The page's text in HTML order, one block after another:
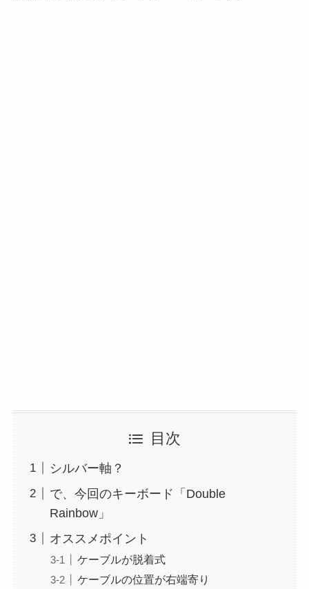
目次
シルバー軸？
で、今回のキーボード「Double
Rainbow」
オススメポイント
ケーブルが脱着式
ケーブルの位置が右端寄り